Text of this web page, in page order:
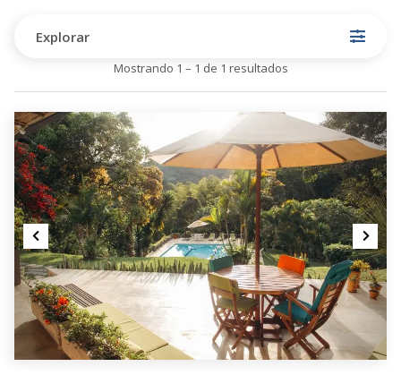
Explorar
Mostrando 1 – 1 de 1 resultados